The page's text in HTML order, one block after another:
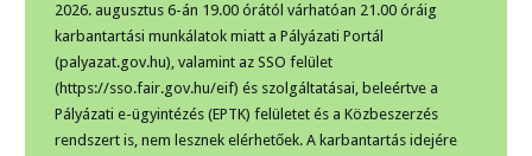
2026. augusztus 6-án 19.00 órától várhatóan 21.00 óráig
karbantartási munkálatok miatt a Pályázati Portál
(palyazat.gov.hu), valamint az SSO felület
(https://sso.fair.gov.hu/eif) és szolgáltatásai, beleértve a
Pályázati e-ügyintézés (EPTK) felületet és a Közbeszerzés
rendszert is, nem lesznek elérhetőek. A karbantartás idejére